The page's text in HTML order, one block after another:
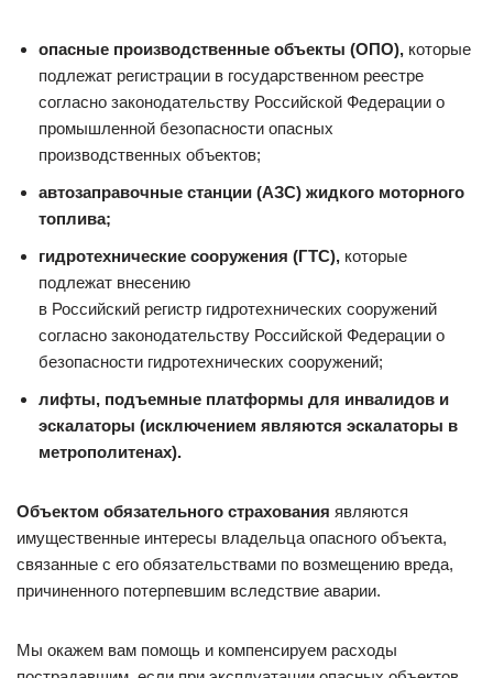
опасные производственные объекты (ОПО), которые
подлежат регистрации в государственном реестре
согласно законодательству Российской Федерации о
промышленной безопасности опасных
производственных объектов;
автозаправочные станции (АЗС) жидкого моторного
топлива;
гидротехнические сооружения (ГТС), которые
подлежат внесению
в Российский регистр гидротехнических сооружений
согласно законодательству Российской Федерации о
безопасности гидротехнических сооружений;
лифты, подъемные платформы для инвалидов и
эскалаторы (исключением являются эскалаторы в
метрополитенах).
Объектом обязательного страхования являются
имущественные интересы владельца опасного объекта,
связанные с его обязательствами по возмещению вреда,
причиненного потерпевшим вследствие аварии.
Мы окажем вам помощь и компенсируем расходы